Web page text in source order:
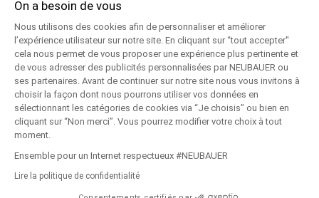
Nissan MICRA
© Copyright2026 - NEUBAUER NISSAN | Réalisé par
Pièces Économie Circulaire
NEUBAUER
On a besoin de vous
Nous utilisons des cookies afin de personnaliser et améliorer
l’expérience utilisateur sur notre site. En cliquant sur “tout accepter''
cela nous permet de vous proposer une expérience plus pertinente et
de vous adresser des publicités personnalisées par NEUBAUER ou
ses partenaires. Avant de continuer sur notre site nous vous invitons à
choisir la façon dont nous pourrons utiliser vos données en
sélectionnant les catégories de cookies via “Je choisis” ou bien en
cliquant sur “Non merci”. Vous pourrez modifier votre choix à tout
moment.
Ensemble pour un Internet respectueux #NEUBAUER
Lire la politique de confidentialité